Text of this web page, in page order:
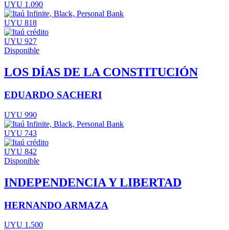
UYU 1.090
UYU 818
UYU 927
Disponible
LOS DÍAS DE LA CONSTITUCIÓN
EDUARDO SACHERI
UYU 990
UYU 743
UYU 842
Disponible
INDEPENDENCIA Y LIBERTAD
HERNANDO ARMAZA
UYU 1.500